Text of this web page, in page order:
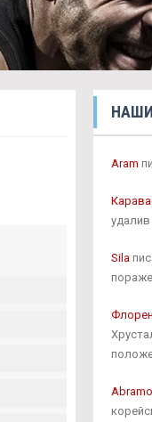
НАШИ
Aram
удалив
Sila